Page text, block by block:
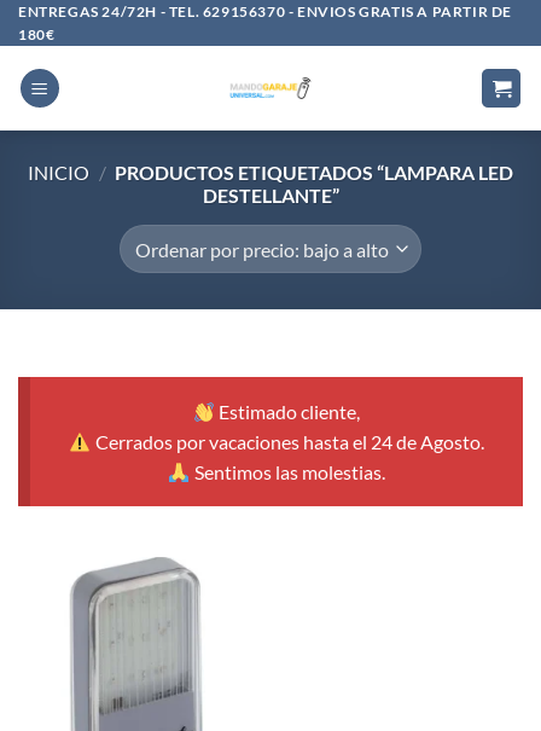
Saltar
al
contenido
ENTREGAS 24/72H - TEL. 629156370 - ENVIOS GRATIS A PARTIR DE
180€
INICIO / PRODUCTOS ETIQUETADOS “LAMPARA LED
DESTELLANTE”
Estimado cliente,
Cerrados por vacaciones hasta el 24 de Agosto.
Sentimos las molestias.